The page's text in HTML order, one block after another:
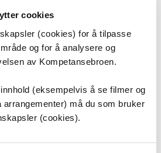
cookies
(cookies) for å tilpasse
og for å analysere og
av Kompetansebroen.
(eksempelvis å se filmer og
arrangementer) må du som bruker
(cookies).
digital hjemmeoppfølging kan
enklere arbeidsprosesser og
inspirasjon. Gjennom faglige
til å utforske nye
mellom primær- og